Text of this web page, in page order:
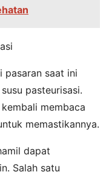
pasaran saat ini
pasteurisasi.
membaca
memastikannya.
dapat
Salah satu